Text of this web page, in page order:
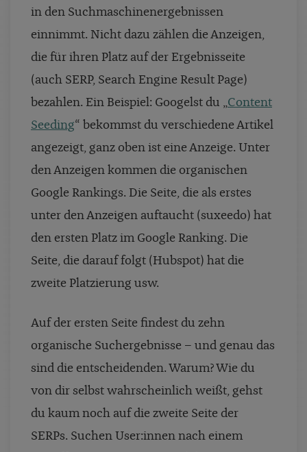
in den Suchmaschinenergebnissen
einnimmt. Nicht dazu zählen die Anzeigen,
die für ihren Platz auf der Ergebnisseite
(auch SERP, Search Engine Result Page)
bezahlen. Ein Beispiel: Googelst du „Content
Seeding“ bekommst du verschiedene Artikel
angezeigt, ganz oben ist eine Anzeige. Unter
den Anzeigen kommen die organischen
Google Rankings. Die Seite, die als erstes
unter den Anzeigen auftaucht (suxeedo) hat
den ersten Platz im Google Ranking. Die
Seite, die darauf folgt (Hubspot) hat die
zweite Platzierung usw.
Auf der ersten Seite findest du zehn
organische Suchergebnisse – und genau das
sind die entscheidenden. Warum? Wie du
von dir selbst wahrscheinlich weißt, gehst
du kaum noch auf die zweite Seite der
SERPs. Suchen User:innen nach einem